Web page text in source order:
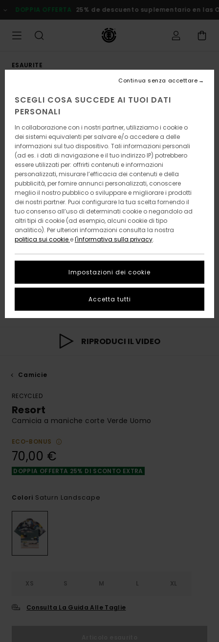
alle
informazioni
prodotto
DOPPIA OFFERTA 25% de descuento suplementario en las
ESAURITE
RIPRODUCI IL VIDEO
Camicie
RECYCLED
Resort
Camicia a maniche corte Verde Uomo
ECO-BONUS
70,00 €
DOPPIA OFFERTA 25% DI SCONTO EXTRA
Colori Saturn Landscape
XS S M L XL
Consulta La Guida Alle Taglie
SCEGLI COSA SUCCEDE AI TUOI DATI
PERSONALI
In collaborazione con i nostri partner, utilizziamo i cookie o
dei sistemi equivalenti per salvare e/o accedere a delle
informazioni sul tuo dispositivo. Tali informazioni personali
(ad es. i dati di navigazione e il tuo indirizzo IP) potrebbero
essere utilizzati per: offrirti contenuti e informazioni
personalizzati, misurare l’efficacia dei contenuti e della
pubblicità, per fornire annunci personalizzati, conoscere
meglio il nostro pubblico o sviluppare e migliorare i prodotti
dei nostri partner. Puoi configurare la tua scelta fornendo il
tuo consenso all’uso di determinati cookie o negandolo ad
altri tipi di cookie (ad esempio, alcuni cookie di tipo
analitico). Per ulteriori informazioni consulta la nostra
politica sui cookie el'informativa sulla privacy.
Impostazioni dei cookie
Continua senza accettare
Accetta tutti